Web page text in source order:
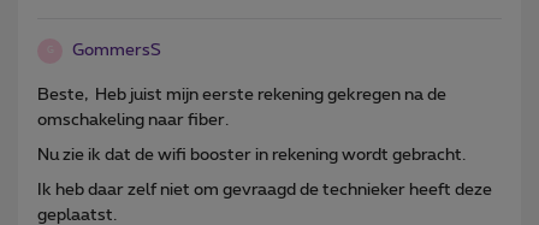
GommersS
Beste, Heb juist mijn eerste rekening gekregen na de
omschakeling naar fiber.
Nu zie ik dat de wifi booster in rekening wordt gebracht.
Ik heb daar zelf niet om gevraagd de technieker heeft deze
geplaatst.